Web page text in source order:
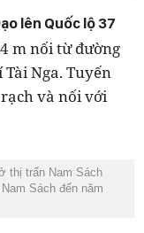
lên Quốc lộ 37
m nối từ đường
Nga. Tuyến
và nối với
thị trấn Nam Sách
Sách đến năm